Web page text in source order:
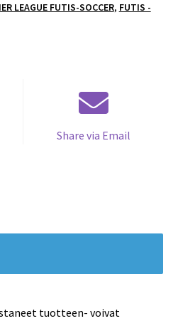
LEAGUE FUTIS-SOCCER, FUTIS -
Share via Email
tuotteen- voivat